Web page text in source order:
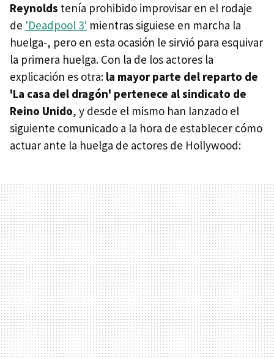
Reynolds tenía prohibido improvisar en el rodaje
de 'Deadpool 3' mientras siguiese en marcha la
huelga-, pero en esta ocasión le sirvió para esquivar
la primera huelga. Con la de los actores la
explicación es otra: la mayor parte del reparto de
'La casa del dragón' pertenece al sindicato de
Reino Unido, y desde el mismo han lanzado el
siguiente comunicado a la hora de establecer cómo
actuar ante la huelga de actores de Hollywood: